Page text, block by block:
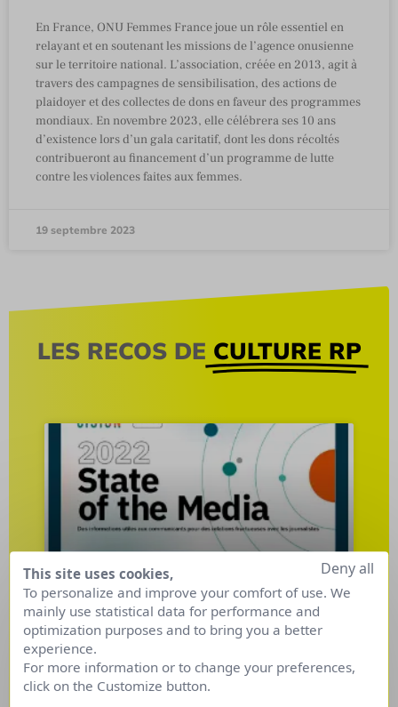
En France, ONU Femmes France joue un rôle essentiel en
relayant et en soutenant les missions de l’agence onusienne
sur le territoire national. L’association, créée en 2013, agit à
travers des campagnes de sensibilisation, des actions de
plaidoyer et des collectes de dons en faveur des programmes
mondiaux. En novembre 2023, elle célébrera ses 10 ans
d’existence lors d’un gala caritatif, dont les dons récoltés
contribueront au financement d’un programme de lutte
contre les violences faites aux femmes.
19 septembre 2023
LES RECOS DE CULTURE RP
État des médias dans le
monde : 3 points à retenir.
Les priorités des journalistes ont-elles changées
This site uses cookies,
To personalize and improve your comfort of use. We
mainly use statistical data for performance and
optimization purposes and to bring you a better
experience.
For more information or to change your preferences,
click on the Customize button.
Deny all